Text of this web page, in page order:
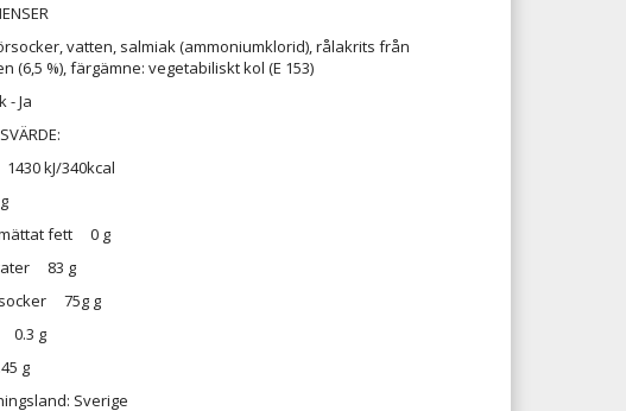
vatten, salmiak (ammoniumklorid), rålakrits från
(6,5 %), färgämne: vegetabiliskt kol (E 153)
- Ja
kJ/340kcal
fett 0 g
83 g
75g g
0.3 g
g
Sverige